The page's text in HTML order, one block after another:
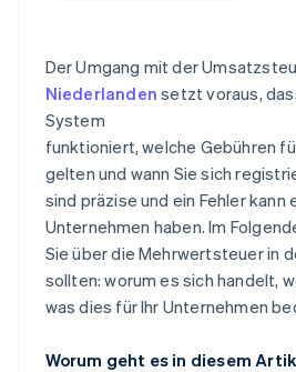
Kauf von Waren aus dem EU-
Als ausländisches
verkaufen
Verfolgung von Verkäufen und
Liquidität steuern
Der Umgang mit der
Niederlanden setzt voraus,
System
funktioniert, welche Gebühren
gelten und wann Sie sich
sind präzise und ein Fehler kann
Unternehmen haben. Im
Sie über die Mehrwertsteuer in
sollten: worum es sich handelt,
was dies für Ihr Unternehmen
Worum geht es in diesem